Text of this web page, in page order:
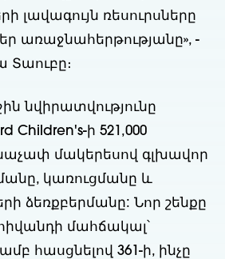
լավագույն ռեսուրսները
առաջնահերթությանը», -
Տաուբը։
նվիրատվությունը
Children's-ի 521,000
մակերեսով գլխավոր
կառուցմանը և
ձեռքբերմանը: Նոր շենքը
մահճակալ՝
հասցնելով 361-ի, ինչը